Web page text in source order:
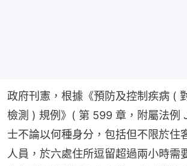
政府刊憲，根據《預防及控制疾病 (
檢測 ) 規例》( 第 599 章，附屬法例
士不論以何種身分，包括但不限於住
人員，於六處住所逗留超過兩小時需